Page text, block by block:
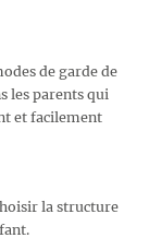
de garde de
les parents qui
et facilement
la structure